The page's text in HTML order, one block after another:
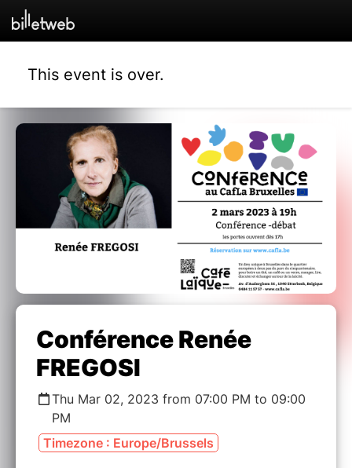
This event is over.
Conférence Renée
FREGOSI
Thu Mar 02, 2023 from 07:00 PM to 09:00
PM
Timezone : Europe/Brussels